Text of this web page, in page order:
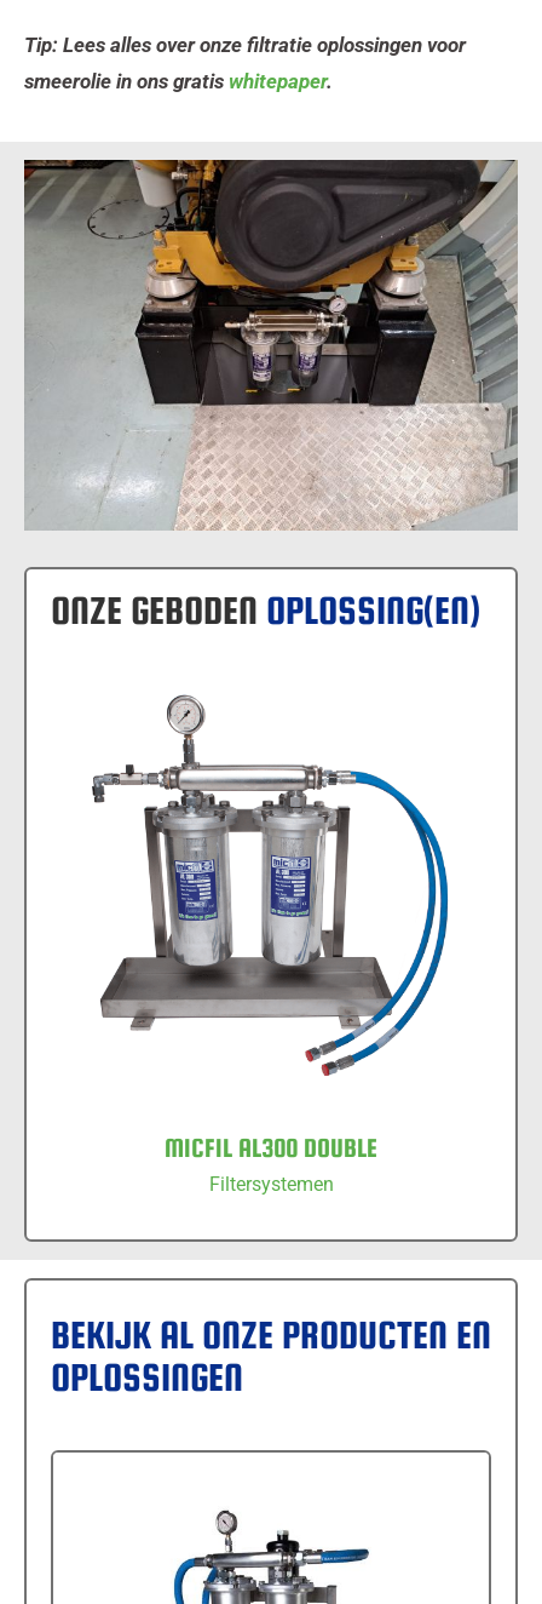
Tip: Lees alles over onze filtratie oplossingen voor
smeerolie in ons gratis whitepaper.
ONZE GEBODEN OPLOSSING(EN)
MICFIL AL300 DOUBLE
MICFIL AL300 DOUBLE
Filtersystemen
BEKIJK AL ONZE PRODUCTEN EN
OPLOSSINGEN